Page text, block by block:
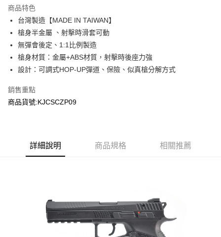
合作金庫商業銀行
華南商業銀行
上海商業儲蓄銀行
國泰世華商業銀行
臺灣中小企業銀行
台中商業銀行
匯豐（台灣）商業銀行
華泰商業銀行
聯邦商業銀行
遠東國際商業銀行
元大商業銀行
台新國際商業銀行
超商取貨付款
LINE Pay
Apple Pay
街口支付
悠遊付
AFTEE先享後付
便利好安心！
１．簡單：不需註冊會員、不需綁卡、不需儲值。
１．於結帳方式選擇「AFTEE先享後付」後，將跳轉至「AFTEE先享後付」
結帳頁面，進行簡訊認證並確認金額後，即可完成結帳。
２．訂單成立數日內，您將收到繳費通知簡訊。
３．收到繳費通知簡訊後14天內，點擊此簡訊中的連結，可透過四大超商／
貨到付款
每筆NT$60，滿NT$2,000(含以上)免運費
商品特色
台灣製造【MADE IN TAIWAN】
槍身半金屬 、射擊時滑套可動
無彈會後定、1:1比例製造
槍身材質：金屬+ABS材質，射擊時後座力強
設計：可調式HOP-UP彈道、保險、似真槍分解方式
銷售重點
商品貨號:KJCSCZP09
詳細說明 商品規格 相關推薦